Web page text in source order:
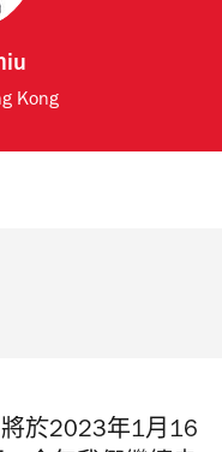
Kong
將於2023年1月16